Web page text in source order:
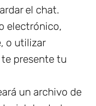
el chat.
electrónico,
o utilizar
presente tu
un archivo de